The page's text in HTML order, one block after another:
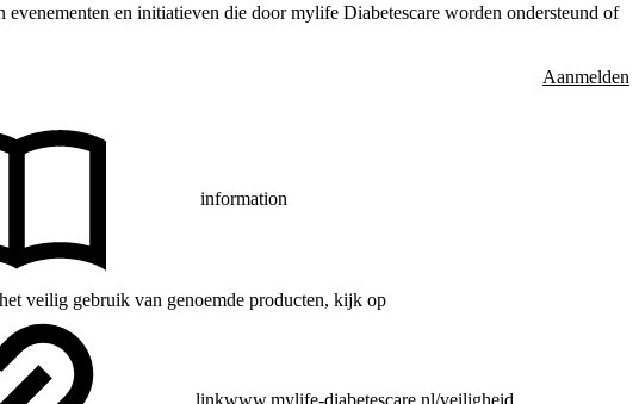
en initiatieven die door mylife Diabetescare worden ondersteund of
Aanmelden
information
veilig gebruik van genoemde producten, kijk op
linkwww.mylife-diabetescare.nl/veiligheid